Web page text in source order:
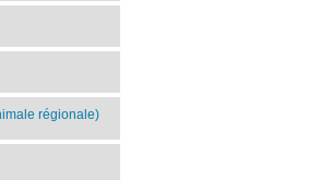
régionale)